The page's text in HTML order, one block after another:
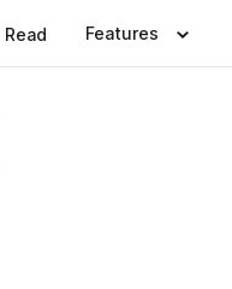
Read Features